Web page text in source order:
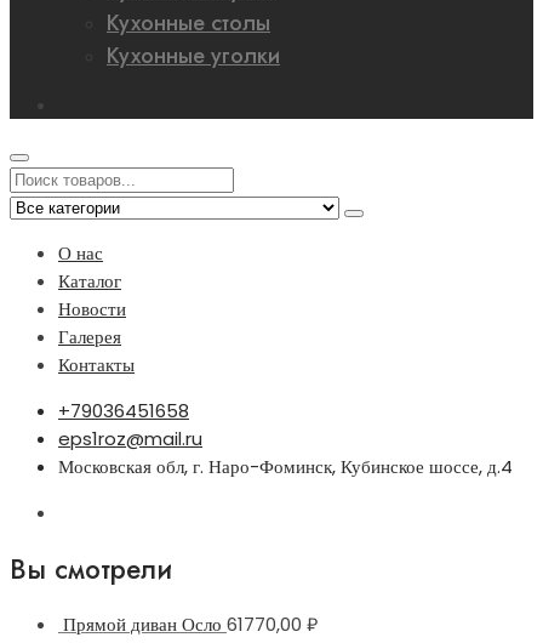
Кухонные столы
Кухонные уголки
О нас
Каталог
Новости
Галерея
Контакты
+79036451658
eps1roz@mail.ru
Московская обл, г. Наро-Фоминск, Кубинское шоссе, д.4
Вы смотрели
Прямой диван Осло 61770,00 ₽